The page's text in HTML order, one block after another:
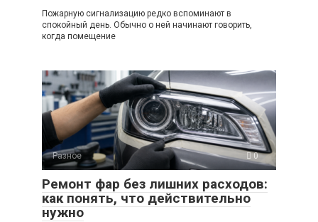
Пожарную сигнализацию редко вспоминают в
спокойный день. Обычно о ней начинают говорить,
когда помещение
Разное 0
Ремонт фар без лишних расходов:
как понять, что действительно
нужно